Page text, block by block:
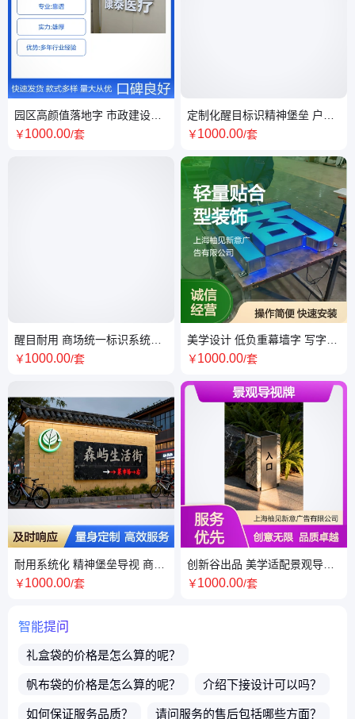
园区高颜值落地字 市政建设标
识精神 观景台湖畔花园适用
￥1000.00/套
醒目耐用 商场统一标识系统方
案 材质抗损耗 清晰指引
￥1000.00/套
耐用系统化 精神堡垒导视 商业
醒目标识设计 优化空间指引方
￥1000.00/套
定制化醒目标识精神堡垒 户外
耐用抗风化 儿童乐园中央广场
￥1000.00/套
美学设计 低负重幕墙字 写字楼
轻量贴合装饰 快速安装缩短工
￥1000.00/套
创新谷出品 美学适配景观导视
牌 耐候性强文创园区造景必备
￥1000.00/套
智能提问
礼盒袋的价格是怎么算的呢？
帆布袋的价格是怎么算的呢？ 介绍下接设计可以吗？
如何保证服务品质？ 请问服务的售后包括哪些方面？